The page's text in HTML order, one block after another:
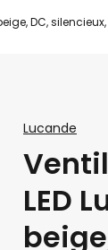
DC, silencieux,
Lucande
LED